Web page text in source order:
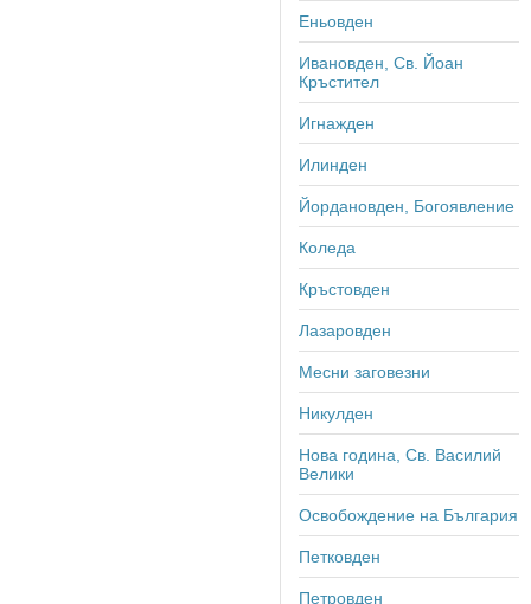
Еньовден
Ивановден, Св. Йоан
Кръстител
Игнажден
Илинден
Йордановден, Богоявление
Коледа
Кръстовден
Лазаровден
Месни заговезни
Никулден
Нова година, Св. Василий
Велики
Освобождение на България
Петковден
Петровден